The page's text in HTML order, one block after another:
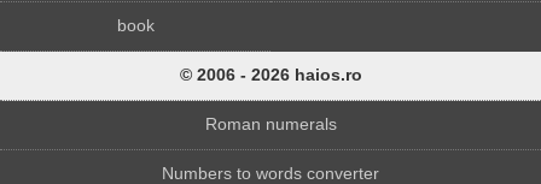
book
© 2006 - 2026 haios.ro
Roman numerals
Numbers to words converter